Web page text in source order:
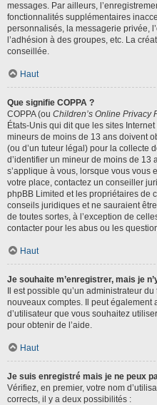
messages. Par ailleurs,
fonctionnalités supplémentaires
personnalisés, la messagerie privée,
l’adhésion à des groupes, etc. La
conseillée.
Haut
Que signifie COPPA ?
COPPA (ou Children’s Online Privacy
États-Unis qui dit que les sites
mineurs de moins de 13 ans doivent
(ou d’un tuteur légal) pour la collecte
d’identifier un mineur de moins de 13
s’applique à vous, lorsque vous vous
votre place, contactez un conseiller
phpBB Limited et les propriétaires de
conseils juridiques et ne sauraient
de toutes sortes, à l’exception de
contacter pour les abus ou les
Haut
Je souhaite m’enregistrer, mais je
Il est possible qu’un administrateur
nouveaux comptes. Il peut également
d’utilisateur que vous souhaitez
pour obtenir de l’aide.
Haut
Je suis enregistré mais je ne peux
Vérifiez, en premier, votre nom
corrects, il y a deux possibilités :